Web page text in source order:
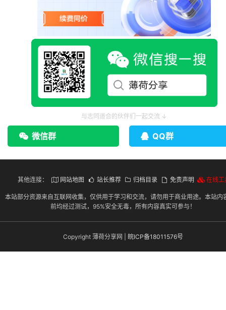
与志同道合的伙伴们一起交流 ↓
微信群 QQ群
其他连接： 网站地图 站长推荐 归档目录 免责声明 在线工
本站部分资源来自互联网收集，仅供用于学习和交流，请勿用于商业用途。本站内
前均经过测试，95%安全无毒，所有内容真实可参与！
Copyright 薄荷分享网 | 皖ICP备18011576号